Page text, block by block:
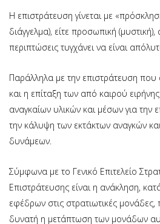
Η επιστράτευση γίνεται με
διάγγελμα), είτε προσωπική
περιπτώσεις τυγχάνει να είναι
Παράλληλα με την επιστράτευση
και η επίταξη των από καιρού
αναγκαίων υλικών και μέσων για την
την κάλυψη των εκτάκτων αναγκών
δυνάμεων.
Σύμφωνα με το Γενικό Επιτελείο
Επιστράτευσης είναι η ανάκληση,­
εφέδρων στις στρατιωτικές μονάδες,
δυνατή η μετάπτωση των μονάδων